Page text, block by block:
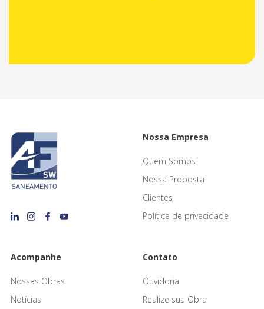
Nossa Empresa
Quem Somos
Nossa Proposta
Clientes
Política de privacidade
Acompanhe
Nossas Obras
Notícias
Contato
Ouvidoria
Realize sua Obra